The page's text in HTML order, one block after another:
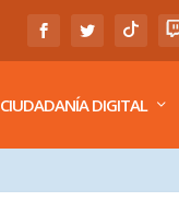
CIUDADANÍA DIGITAL